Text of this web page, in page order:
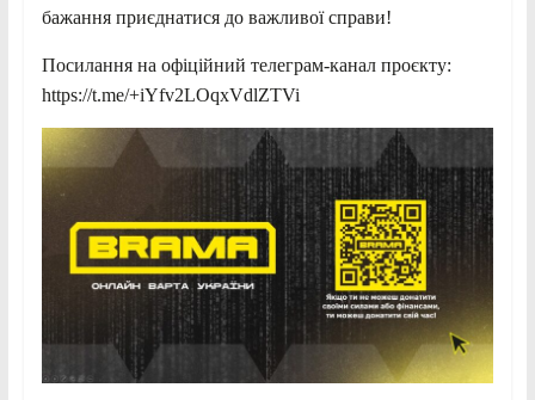
бажання приєднатися до важливої справи!
Посилання на офіційний телеграм-канал проєкту:
https://t.me/+iYfv2LOqxVdlZTVi